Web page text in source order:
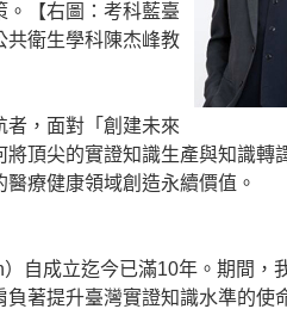
。【右圖：考科藍臺
共衛生學科陳杰峰教
者，面對「創建未來
頂尖的實證知識生產與知識轉
療健康領域創造永續價值。
自成立迄今已滿10年。期間，
著提升臺灣實證知識水準的使